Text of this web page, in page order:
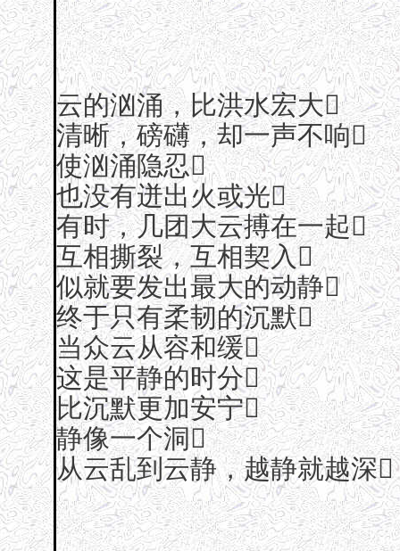
云的汹涌，比洪水宏大
清晰，磅礴，却一声不响
使汹涌隐忍
也没有迸出火或光
有时，几团大云搏在一起
互相撕裂，互相契入
似就要发出最大的动静
终于只有柔韧的沉默
当众云从容和缓
这是平静的时分
比沉默更加安宁
静像一个洞
从云乱到云静，越静就越深